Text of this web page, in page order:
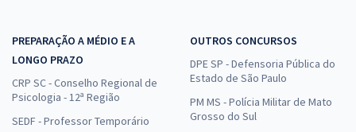
PREPARAÇÃO A MÉDIO E A
LONGO PRAZO
CRP SC - Conselho Regional de
Psicologia - 12ª Região
SEDF - Professor Temporário
OUTROS CONCURSOS
DPE SP - Defensoria Pública do
Estado de São Paulo
PM MS - Polícia Militar de Mato
Grosso do Sul